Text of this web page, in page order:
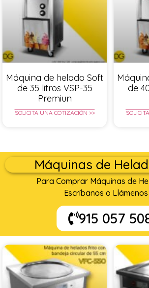
Máquina de helado Soft
de 35 litros VSP-35
Premiun
SOLICITA UNA COTIZACIÓN >>
de
Máquinas de
Para Comprar Máquinas de
Escríbanos o
915 057